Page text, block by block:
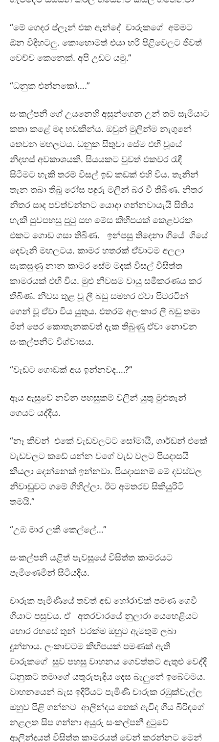
“මේ ගෙදර ප්ලෑන් එක ඇන්දේ චාරුකගේ අම්මට
ඕන විදිහටලු. කොහොමත් එයා හරි පිළිවෙලට ජීවත්
වෙච්ච කෙනෙක්. අපි උඩට යමු.”
“ධනුක එන්නකෝ….”
සංකල්පනී ගේ උයනෙහි අසුන්ගෙන උන් තම සැමියාට
කතා කළේ මඳ හඬකින්ය. ඔවුන් මුලින්ම නැගුනේ
තෙවන මහලටය. ධනුක සිතුවා සේම එහි වූයේ
නිදහස් අවකාශයකි. සියයකට වුවත් එකවර රැඳී
සිටීමට හැකි තරම් විසල් ඉඩ කඩක් එහි විය. තැනින්
තැන තබා තිබූ රෝස පඳුරු මලින් බර වී තිබිණ. නිතර
නිතර සාද පවත්වන්නට යොදා ගන්නවායැයි සිතිය
හැකි සුවපහසු පුටු සහ මේස කිහිපයක් කෙළවරක
එකට ගොඩ ගසා තිබිණ. ඉන්පසු තිදෙනා ගියේ ගියේ
දෙවැනි මහලටය. කාමර හතරක් ඒවාටම අලලා
සැකසුණු නාන කාමර සේම මදක් විසල් විසිත්ත
කාමරයක් එහි විය. මුළු නිවසම වායු සමීකරණය කර
තිබිණ. නිවස තුළ වූ ලී බඩු සමහර ඒවා පිටරටින්
ගෙන් වූ ඒවා විය යුතුය. එතරම් අලංකාර ලී බඩු තමා
මින් පෙර කොතැනකවත් දැක තිබුණු ඒවා නොවන
සංකල්පනීට විශ්වාසය.
“වැඩට ගොඩක් අය ඉන්නවද….?”
ඇය ඇසුවේ නවීන පහසුකම් වලින් යුතු මුළුතැන්
ගෙයට යද්දීය.
“නෑ කිචන් එකේ වැඩවලටට සෝමායි, ගාර්ඩන් එකේ
වැඩවලට කඩේ යන්න වගේ වැඩ වලට පියදාසයි
කියලා දෙන්නෙක් ඉන්නවා. පියදාසනම් මේ දවස්වල
නිවාඩුවට ගමේ ගිහිල්ලා. ඊට අමතරව සිකියුරිටි
තමයි.”
“උඹ මාර ලකී කෙල්ලේ…”
සංකල්පනී යළිත් පැවසූයේ විසිත්ත කාමරයට
පැමිණෙමින් සිටියදීය.
චාරුක පැමිණියේ තවත් අඩ හෝරාවක් පමණ ගෙවී
ගියාට පසුවය. ඒ අතරවාරයේ ⁣නුලාරා යෙහෙළියට
හොර රහසේ තුන් වරක්ම ඔහුට ඇමතුම් ලබා
දුන්නාය. ලංකාවටම කිහිපයක් පමණක් ඇති
චාරුකගේ සුව පහසු වාහනය ගෙවත්තට ඇතුළු වෙද්දී
ධනුකට තමාගේ යතුරුපැදිය දෙස බැලුනේ ඉබේටමය.
වාහනයෙන් බැස ඉදිරියට පැමිණි චාරුක රඹුක්වැල්ල
ඔහුව පිළි ගන්නට ආලින්දය තෙක් ඇවිද ගිය බිරිඳගේ
නළලත සිප ගන්නා අයුරු සංකල්පනී දුටුවේ
ආලින්දයත් විසිත්ත කාමරයත් වෙන් කරන්නට මෙන්